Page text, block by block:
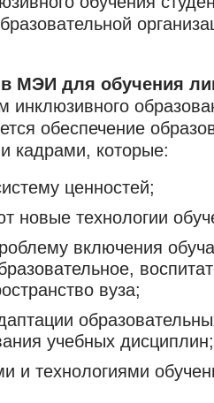
МЭИ для обучения
обеспечение
кадрами, которые:
ценностей;
новые технологии
включения
вуза;
учебных дисциплин;
и технологиями